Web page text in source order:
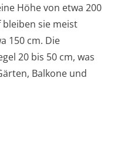
Höhe von etwa 200
sie meist
150 cm. Die
20 bis 50 cm, was
Balkone und